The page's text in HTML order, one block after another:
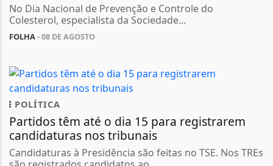
No Dia Nacional de Prevenção e Controle do
Colesterol, especialista da Sociedade...
FOLHA- 08 DE AGOSTO
POLÍTICA
Partidos têm até o dia 15 para registrarem
candidaturas nos tribunais
Candidaturas à Presidência são feitas no TSE. Nos TREs